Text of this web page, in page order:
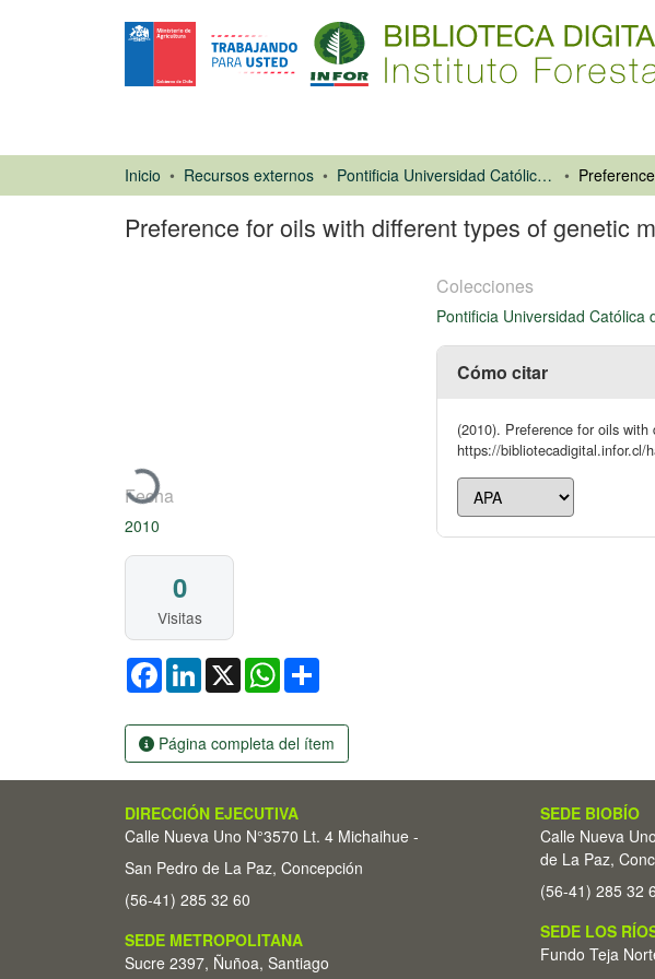
Inicio Recursos externos Pontificia Universidad Católica de Chile. Facultad de Agronomía e Ingeniería Forestal
Preference for oils with different types of genetic
Cargando...
Fecha
2010
0
Visitas
FacebookLinkedIn
X WhatsApp
Página completa del ítem
Colecciones
Pontificia Universidad
Cómo citar
(2010). Preference for oils
https://bibliotecadigital.infor.cl/
DIRECCIÓN EJECUTIVA
Calle Nueva Uno N°3570 Lt. 4 Michaihue -
San Pedro de La Paz, Concepción
(56-41) 285 32 60
SEDE METROPOLITANA
Sucre 2397, Ñuñoa, Santiago
SEDE BIOBÍO
Calle Nueva
de La Paz,
(56-41) 285 32
SEDE LOS
Fundo Teja